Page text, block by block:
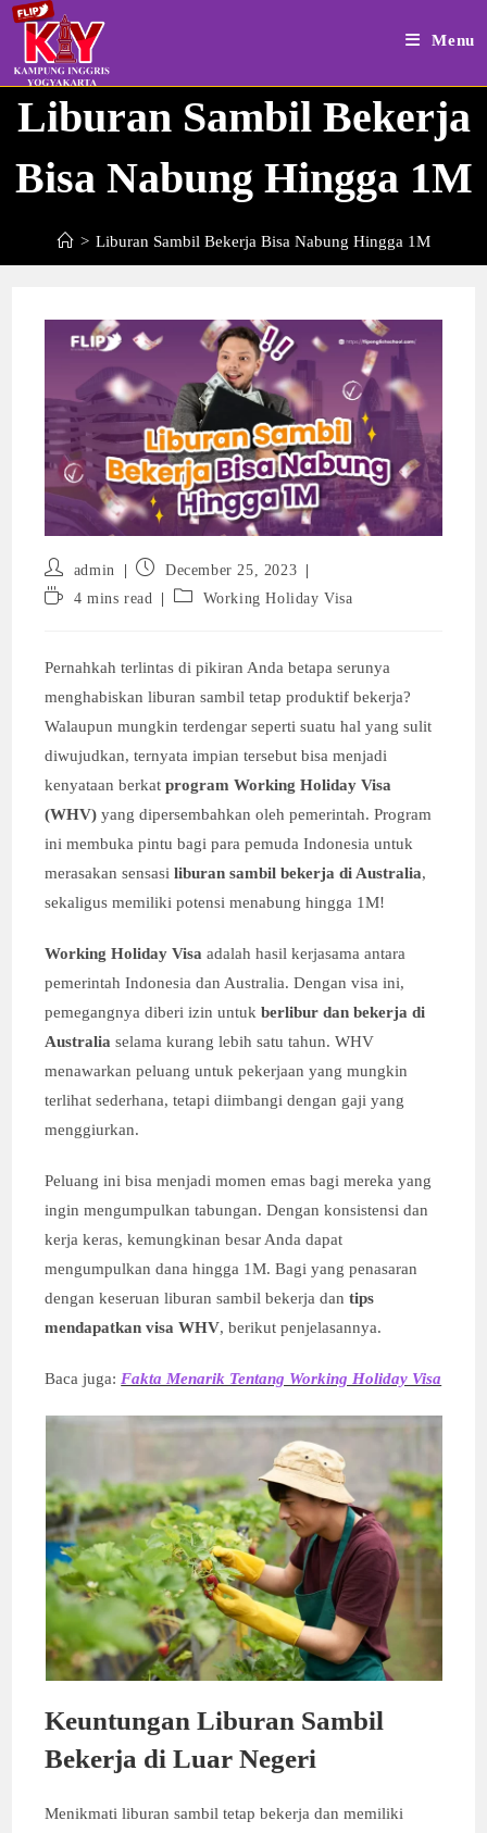
Skip
content
Menu
Liburan Sambil Bekerja
Bisa Nabung Hingga 1M
> Liburan Sambil Bekerja Bisa Nabung Hingga 1M
Post
author:
admin
Post
published:
December 25, 2023
Reading4 mins read
Post
Working Holiday Visa
Pernahkah terlintas di pikiran Anda betapa serunya
menghabiskan liburan sambil tetap produktif bekerja?
Walaupun mungkin terdengar seperti suatu hal yang sulit
diwujudkan, ternyata impian tersebut bisa menjadi
kenyataan berkatprogram Working Holiday Visa
(WHV) yang dipersembahkan oleh pemerintah. Program
ini membuka pintu bagi para pemuda Indonesia untuk
merasakan sensasiliburan sambil bekerja di Australia,
sekaligus memiliki potensi menabung hingga 1M!
Working Holiday Visa adalah hasil kerjasama antara
pemerintah Indonesia dan Australia. Dengan visa ini,
pemegangnya diberi izin untukberlibur dan bekerja di
Australia selama kurang lebih satu tahun. WHV
menawarkan peluang untuk pekerjaan yang mungkin
terlihat sederhana, tetapi diimbangi dengan gaji yang
menggiurkan.
Peluang ini bisa menjadi momen emas bagi mereka yang
ingin mengumpulkan tabungan. Dengan konsistensi dan
kerja keras, kemungkinan besar Anda dapat
mengumpulkan dana hingga 1M. Bagi yang penasaran
dengan keseruan liburan sambil bekerja dantips
mendapatkan visa WHV, berikut penjelasannya.
Baca juga:Fakta Menarik Tentang Working Holiday Visa
Keuntungan Liburan Sambil
Bekerja di Luar Negeri
Menikmati liburan sambil tetap bekerja dan memiliki